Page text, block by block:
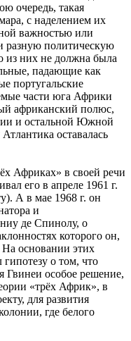
очередь, такая
с наделением их
важностью или
разную политическую
из них не должна была
падающие как
португальские
части юга Африки
африканский полюс,
и остальной Южной
оставалась
Африках» в своей речи
его в апреле 1961 г.
А в мае 1968 г. он
и
де Спинолу, о
которого он,
основании этих
о том, что
Гвинеи особое решение,
«трёх Африк», в
для развития
где белого